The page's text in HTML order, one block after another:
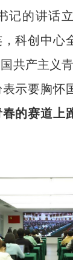
的讲话
科创中心
共产主义
示要胸怀
春的赛道上